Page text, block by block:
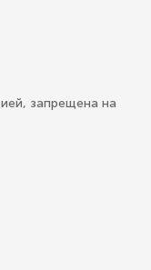
запрещена на